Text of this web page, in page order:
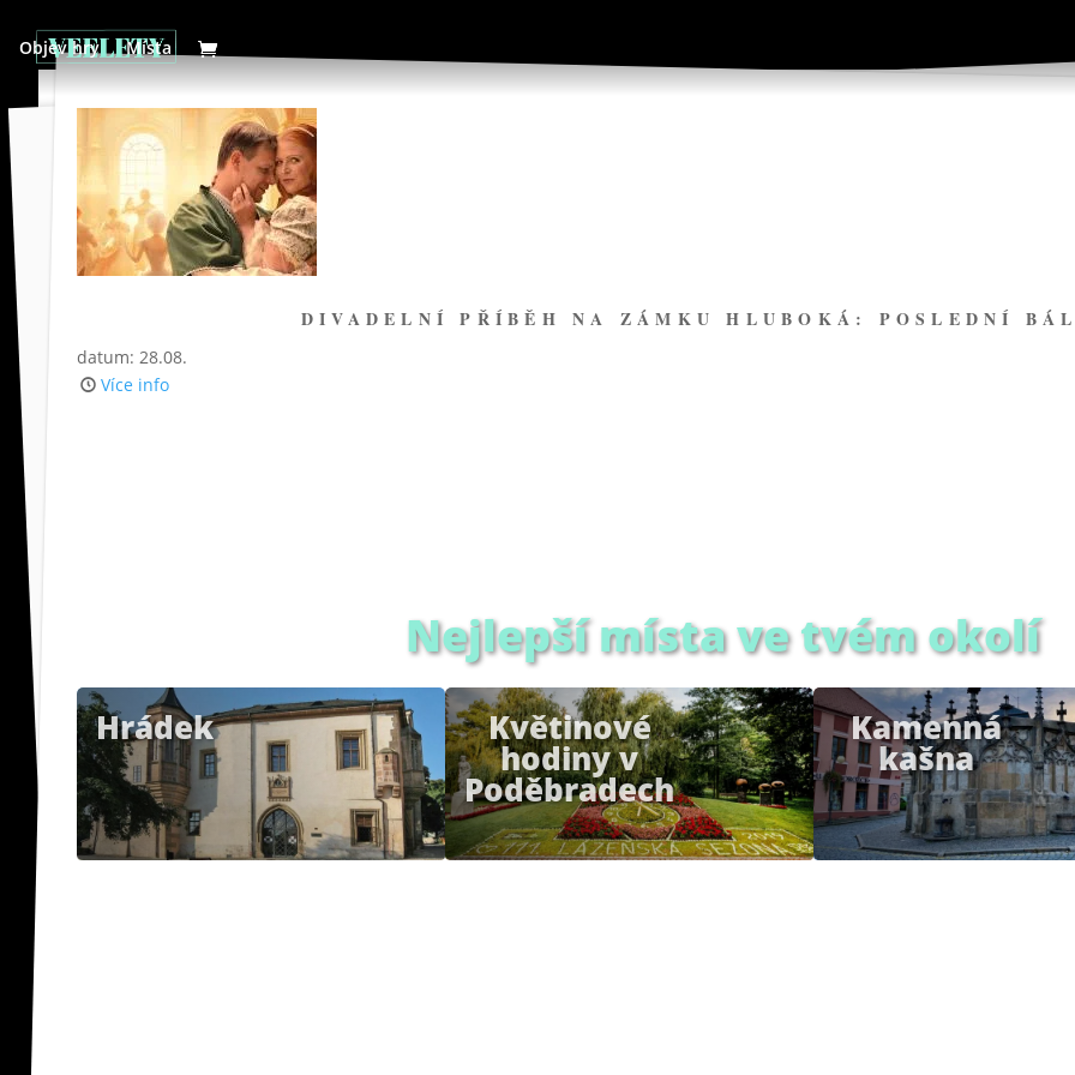
Objev hry Místa
DIVADELNÍ PŘÍBĚH NA ZÁMKU HLUBOKÁ: POSLEDNÍ
datum: 28.08.
Více info
Nejlepší místa ve tvém okolí
Hrádek Květinové
hodiny v
Poděbradech
Kamenná
kašna